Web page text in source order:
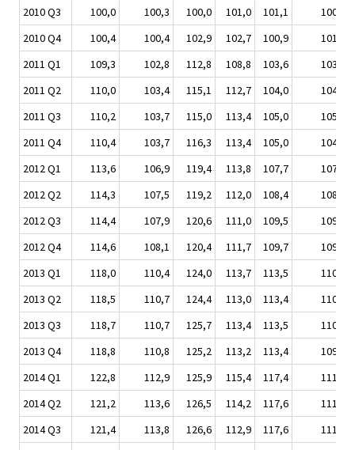
2010 Q3
100,0 100,3 100,0 101,0 101,1
100,0
2010 Q4
100,4 100,4 102,9 102,7 100,9
101,0
2011 Q1
109,3 102,8 112,8 108,8 103,6
103,4
2011 Q2
110,0 103,4 115,1 112,7 104,0
104,6
2011 Q3
110,2 103,7 115,0 113,4 105,0
105,0
2011 Q4
110,4 103,7 116,3 113,4 105,0
104,9
2012 Q1
113,6 106,9 119,4 113,8 107,7
107,6
2012 Q2
114,3 107,5 119,2 112,0 108,4
108,5
2012 Q3
114,4 107,9 120,6 111,0 109,5
109,0
2012 Q4
114,6 108,1 120,4 111,7 109,7
109,0
2013 Q1
118,0 110,4 124,0 113,7 113,5
110,6
2013 Q2
118,5 110,7 124,4 113,0 113,4
110,4
2013 Q3
118,7 110,7 125,7 113,4 113,5
110,3
2013 Q4
118,8 110,8 125,2 113,2 113,4
109,7
2014 Q1
122,8 112,9 125,9 115,4 117,4
111,0
2014 Q2
121,2 113,6 126,5 114,2 117,6
111,2
2014 Q3
121,4 113,8 126,6 112,9 117,6
111,2